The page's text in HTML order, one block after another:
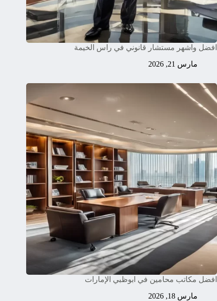
افضل واشهر مستشار قانوني في راس الخيمة
مارس 21, 2026
افضل مكاتب محامين في ابوظبي الإمارات
مارس 18, 2026